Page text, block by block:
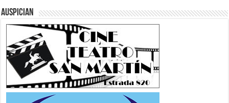
Auspician